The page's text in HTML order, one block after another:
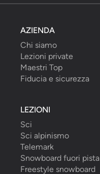
AZIENDA
Chi siamo
Lezioni private
Maestri Top
Fiducia e sicurezza
LEZIONI
Sci
Sci alpinismo
Telemark
Snowboard fuori pista
Freestyle snowboard